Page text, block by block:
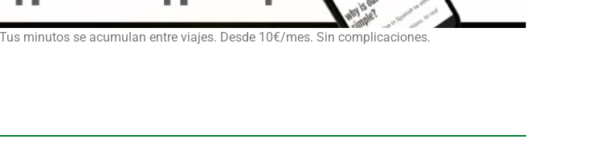
minutos se acumulan entre viajes. Desde 10€/mes. Sin complicaciones.